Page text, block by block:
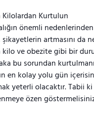
Kilolardan Kurtulun
önemli
artmasını da
kilo ve obezite gibi bir
bu sorundan
en kolay yolu gün
yeterli olacaktır. Tabii
özen